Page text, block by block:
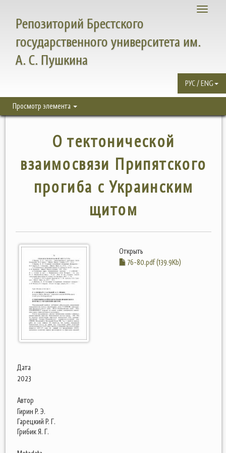
Toggle
Репозиторий Брестского
государственного университета им.
А. С. Пушкина
РУС / ENG
Просмотр элемента
О тектонической
взаимосвязи Припятского
прогиба с Украинским
щитом
Открыть
76-80.pdf (139.9Kb)
Дата
2023
Автор
Гирин Р. Э.
Гарецкий Р. Г.
Грибик Я. Г.